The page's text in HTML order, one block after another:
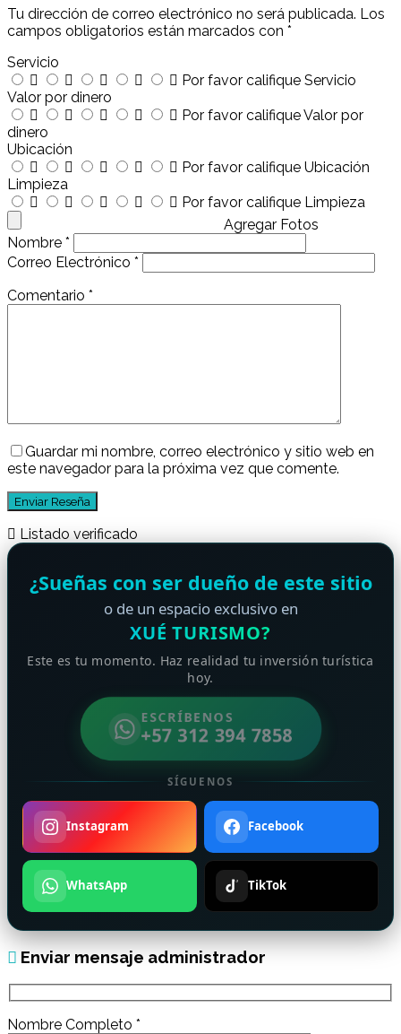
Tu dirección de correo electrónico no será publicada. Los
campos obligatorios están marcados con *
Servicio
Por favor califique Servicio
Valor por dinero
Por favor califique Valor por
dinero
Ubicación
Por favor califique Ubicación
Limpieza
Por favor califique Limpieza
Agregar Fotos
Nombre *
Correo Electrónico *
Comentario *
Guardar mi nombre, correo electrónico y sitio web en
este navegador para la próxima vez que comente.
Listado verificado
¿Sueñas con ser dueño de este sitio
o de un espacio exclusivo en
XUÉ TURISMO?
Este es tu momento. Haz realidad tu inversión turística
hoy.
ESCRÍBENOS
+57 312 394 7858
SÍGUENOS
Instagram Facebook
WhatsApp TikTok
Enviar mensaje administrador
Nombre Completo *